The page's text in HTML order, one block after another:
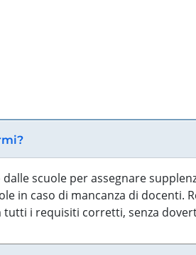
scuole per assegnare
in caso di mancanza di docenti.
i requisiti corretti, senza